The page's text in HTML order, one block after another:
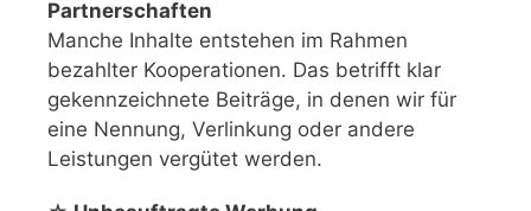
Partnerschaften
Manche Inhalte entstehen im Rahmen
bezahlter Kooperationen. Das betrifft klar
gekennzeichnete Beiträge, in denen wir für
eine Nennung, Verlinkung oder andere
Leistungen vergütet werden.